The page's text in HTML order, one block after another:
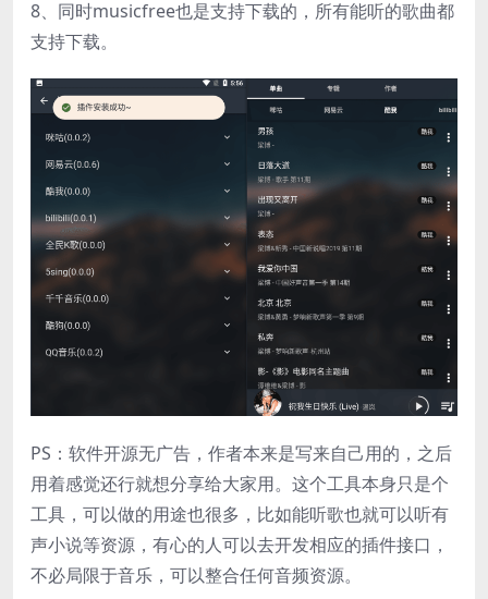
8、同时musicfree也是支持下载的，所有能听的歌曲都
支持下载。
PS：软件开源无广告，作者本来是写来自己用的，之后
用着感觉还行就想分享给大家用。这个工具本身只是个
工具，可以做的用途也很多，比如能听歌也就可以听有
声小说等资源，有心的人可以去开发相应的插件接口，
不必局限于音乐，可以整合任何音频资源。